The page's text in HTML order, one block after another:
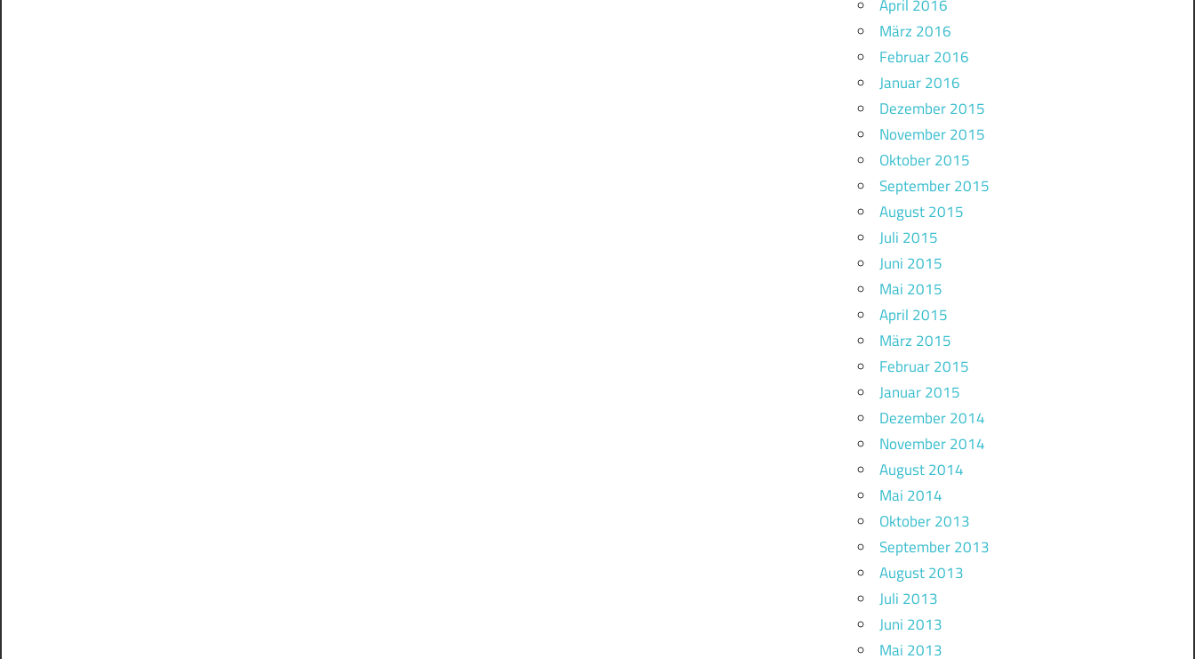
April 2016
März 2016
Februar 2016
Januar 2016
Dezember 2015
November 2015
Oktober 2015
September 2015
August 2015
Juli 2015
Juni 2015
Mai 2015
April 2015
März 2015
Februar 2015
Januar 2015
Dezember 2014
November 2014
August 2014
Mai 2014
Oktober 2013
September 2013
August 2013
Juli 2013
Juni 2013
Mai 2013